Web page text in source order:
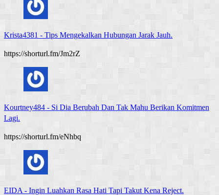
Krista4381 - Tips Mengekalkan Hubungan Jarak Jauh.
https://shorturl.fm/Jm2rZ
Kourtney484 - Si Dia Berubah Dan Tak Mahu Berikan Komitmen
Lagi.
https://shorturl.fm/eNhbq
EIDA - Ingin Luahkan Rasa Hati Tapi Takut Kena Reject.